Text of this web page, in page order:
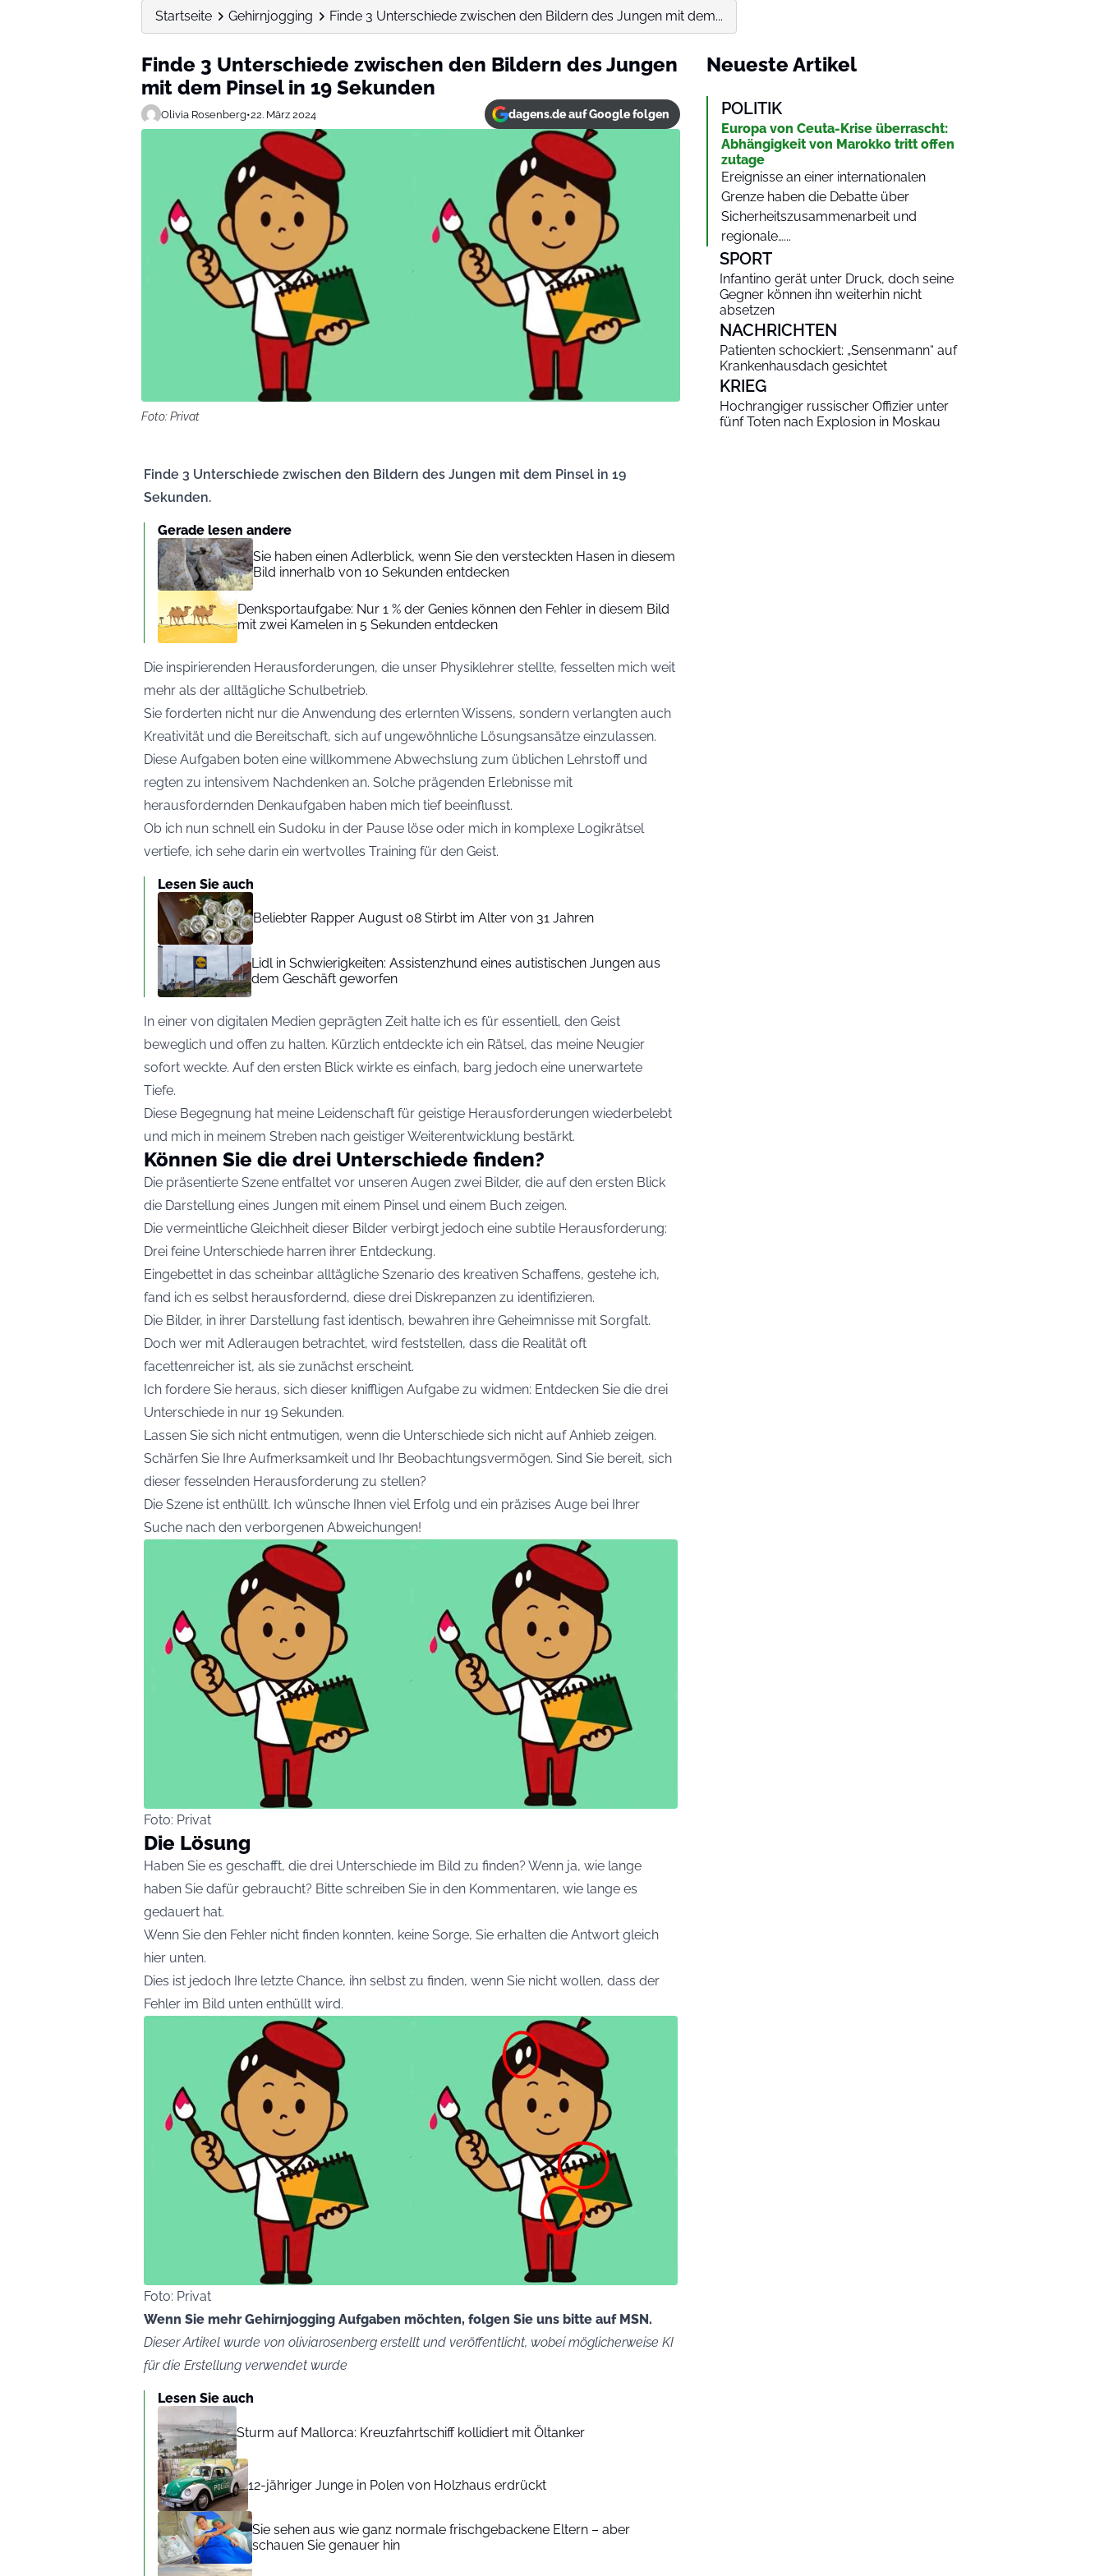
Startseite Gehirnjogging Finde 3 Unterschiede zwischen den Bildern des Jungen mit dem...
Finde 3 Unterschiede zwischen den Bildern des Jungen
mit dem Pinsel in 19 Sekunden
Olivia Rosenberg•22. März 2024 dagens.de auf Google folgen
Foto: Privat
Finde 3 Unterschiede zwischen den Bildern des Jungen mit dem Pinsel in 19
Sekunden.
Gerade lesen andere
Sie haben einen Adlerblick, wenn Sie den versteckten Hasen in diesem
Bild innerhalb von 10 Sekunden entdecken
Denksportaufgabe: Nur 1 % der Genies können den Fehler in diesem Bild
mit zwei Kamelen in 5 Sekunden entdecken
Die inspirierenden Herausforderungen, die unser Physiklehrer stellte, fesselten mich weit
mehr als der alltägliche Schulbetrieb.
Sie forderten nicht nur die Anwendung des erlernten Wissens, sondern verlangten auch
Kreativität und die Bereitschaft, sich auf ungewöhnliche Lösungsansätze einzulassen.
Diese Aufgaben boten eine willkommene Abwechslung zum üblichen Lehrstoff und
regten zu intensivem Nachdenken an. Solche prägenden Erlebnisse mit
herausfordernden Denkaufgaben haben mich tief beeinflusst.
Ob ich nun schnell ein Sudoku in der Pause löse oder mich in komplexe Logikrätsel
vertiefe, ich sehe darin ein wertvolles Training für den Geist.
Lesen Sie auch
Beliebter Rapper August 08 Stirbt im Alter von 31 Jahren
Lidl in Schwierigkeiten: Assistenzhund eines autistischen Jungen aus
dem Geschäft geworfen
In einer von digitalen Medien geprägten Zeit halte ich es für essentiell, den Geist
beweglich und offen zu halten. Kürzlich entdeckte ich ein Rätsel, das meine Neugier
sofort weckte. Auf den ersten Blick wirkte es einfach, barg jedoch eine unerwartete
Tiefe.
Diese Begegnung hat meine Leidenschaft für geistige Herausforderungen wiederbelebt
und mich in meinem Streben nach geistiger Weiterentwicklung bestärkt.
Können Sie die drei Unterschiede finden?
Die präsentierte Szene entfaltet vor unseren Augen zwei Bilder, die auf den ersten Blick
die Darstellung eines Jungen mit einem Pinsel und einem Buch zeigen.
Die vermeintliche Gleichheit dieser Bilder verbirgt jedoch eine subtile Herausforderung:
Drei feine Unterschiede harren ihrer Entdeckung.
Eingebettet in das scheinbar alltägliche Szenario des kreativen Schaffens, gestehe ich,
fand ich es selbst herausfordernd, diese drei Diskrepanzen zu identifizieren.
Die Bilder, in ihrer Darstellung fast identisch, bewahren ihre Geheimnisse mit Sorgfalt.
Doch wer mit Adleraugen betrachtet, wird feststellen, dass die Realität oft
facettenreicher ist, als sie zunächst erscheint.
Ich fordere Sie heraus, sich dieser kniffligen Aufgabe zu widmen: Entdecken Sie die drei
Unterschiede in nur 19 Sekunden.
Lassen Sie sich nicht entmutigen, wenn die Unterschiede sich nicht auf Anhieb zeigen.
Schärfen Sie Ihre Aufmerksamkeit und Ihr Beobachtungsvermögen. Sind Sie bereit, sich
dieser fesselnden Herausforderung zu stellen?
Die Szene ist enthüllt. Ich wünsche Ihnen viel Erfolg und ein präzises Auge bei Ihrer
Suche nach den verborgenen Abweichungen!
Foto: Privat
Die Lösung
Haben Sie es geschafft, die drei Unterschiede im Bild zu finden? Wenn ja, wie lange
haben Sie dafür gebraucht? Bitte schreiben Sie in den Kommentaren, wie lange es
gedauert hat.
Wenn Sie den Fehler nicht finden konnten, keine Sorge, Sie erhalten die Antwort gleich
hier unten.
Dies ist jedoch Ihre letzte Chance, ihn selbst zu finden, wenn Sie nicht wollen, dass der
Fehler im Bild unten enthüllt wird.
Foto: Privat
Wenn Sie mehr Gehirnjogging Aufgaben möchten, folgen Sie uns bitte auf MSN.
Dieser Artikel wurde von oliviarosenberg erstellt und veröffentlicht, wobei möglicherweise KI
für die Erstellung verwendet wurde
Lesen Sie auch
Sturm auf Mallorca: Kreuzfahrtschiff kollidiert mit Öltanker
12-jähriger Junge in Polen von Holzhaus erdrückt
Sie sehen aus wie ganz normale frischgebackene Eltern – aber
schauen Sie genauer hin
Neueste Artikel
POLITIK
Europa von Ceuta-Krise überrascht:
Abhängigkeit von Marokko tritt offen
zutage
Ereignisse an einer internationalen
Grenze haben die Debatte über
Sicherheitszusammenarbeit und
regionale…...
SPORT
Infantino gerät unter Druck, doch seine
Gegner können ihn weiterhin nicht
absetzen
NACHRICHTEN
Patienten schockiert: „Sensenmann“ auf
Krankenhausdach gesichtet
KRIEG
Hochrangiger russischer Offizier unter
fünf Toten nach Explosion in Moskau